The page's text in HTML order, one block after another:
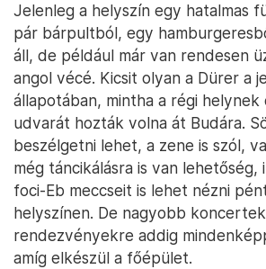
Jelenleg a helyszín egy hatalmas
pár bárpultból, egy
áll, de például már van rendesen
angol vécé. Kicsit olyan a Dürer a
állapotában, mintha a régi helynek
udvarát hozták volna át Budára.
beszélgetni lehet, a zene is szól,
még táncikálásra is van lehetőség,
foci-Eb meccseit is lehet nézni
helyszínen. De nagyobb
rendezvényekre addig
amíg elkészül a főépület.